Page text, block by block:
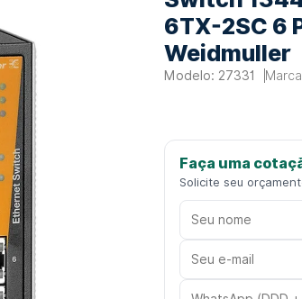
6TX-2SC 6
Weidmuller
27331
Faça uma
Solicite seu